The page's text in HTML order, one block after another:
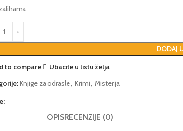
DODAJ
to compare
Ubacite u listu želja
Knjige za odrasle, Krimi, Misterija
OPISRECENZIJE (0)